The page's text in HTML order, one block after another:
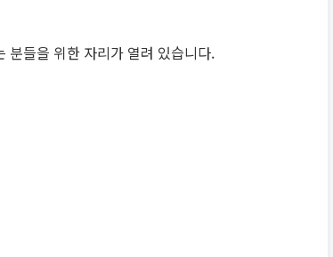
분들을 위한 자리가 열려 있습니다.